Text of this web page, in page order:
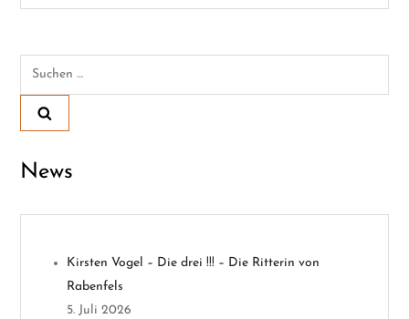
r
a
g
Suchen
News
Kirsten Vogel – Die drei !!! – Die Ritterin von
Rabenfels
5. Juli 2026